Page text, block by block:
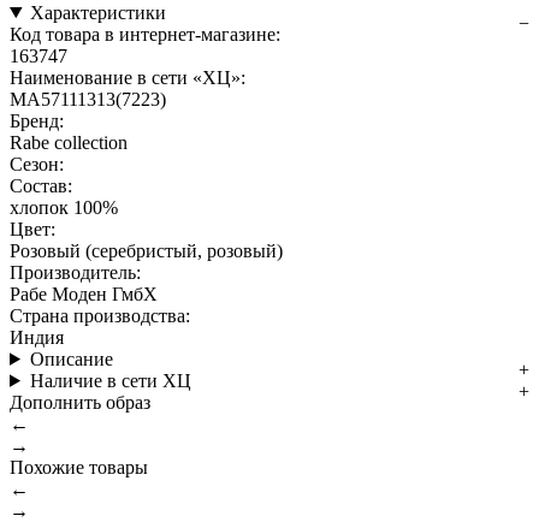
Характеристики
Код товара в интернет-магазине:
163747
Наименование в сети «ХЦ»:
MA57111313(7223)
Бренд:
Rabe collection
Сезон:
Состав:
хлопок 100%
Цвет:
Розовый (серебристый, розовый)
Производитель:
Рабе Моден ГмбХ
Страна производства:
Индия
Описание
Наличие в сети ХЦ
Дополнить образ
←
→
Похожие товары
←
→